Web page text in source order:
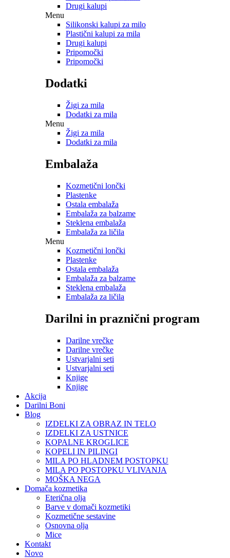
Drugi kalupi
Menu
Silikonski kalupi za milo
Plastični kalupi za mila
Drugi kalupi
Pripomočki
Pripomočki
Dodatki
Žigi za mila
Dodatki za mila
Menu
Žigi za mila
Dodatki za mila
Embalaža
Kozmetični lončki
Plastenke
Ostala embalaža
Embalaža za balzame
Steklena embalaža
Embalaža za ličila
Menu
Kozmetični lončki
Plastenke
Ostala embalaža
Embalaža za balzame
Steklena embalaža
Embalaža za ličila
Darilni in praznični program
Darilne vrečke
Darilne vrečke
Ustvarjalni seti
Ustvarjalni seti
Knjige
Knjige
Akcija
Darilni Boni
Blog
IZDELKI ZA OBRAZ IN TELO
IZDELKI ZA USTNICE
KOPALNE KROGLICE
KOPELI IN PILINGI
MILA PO HLADNEM POSTOPKU
MILA PO POSTOPKU VLIVANJA
MOŠKA NEGA
Domača kozmetika
Eterična olja
Barve v domači kozmetiki
Kozmetične sestavine
Osnovna olja
Mice
Kontakt
Novo